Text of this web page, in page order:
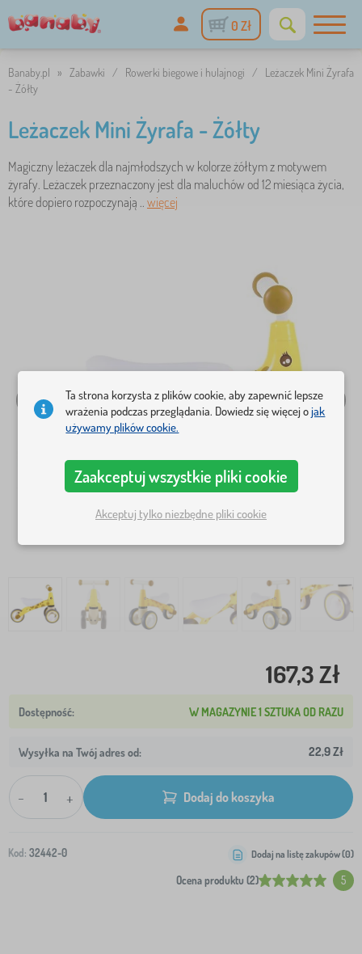
0 Zł
Banaby.pl » Zabawki / Rowerki biegowe i hulajnogi /
Leżaczek Mini Żyrafa
- Żółty
Leżaczek Mini Żyrafa - Żółty
Magiczny leżaczek dla najmłodszych w kolorze żółtym z motywem
żyrafy. Leżaczek przeznaczony jest dla maluchów od 12 miesiąca życia,
które dopiero rozpoczynają .. więcej
167,3 Zł
W MAGAZYNIE 1 SZTUKA OD RAZU
Wysyłka na Twój adres od: 22,9 Zł
- + Dodaj do koszyka
Kod: 32442-0
Ocena produktu (2) 5
Dodaj na listę zakupów (0)
Ta strona korzysta z plików cookie, aby zapewnić lepsze
wrażenia podczas przeglądania. Dowiedz się więcej ojak
używamy plików cookie.
Zaakceptuj wszystkie pliki cookie
Akceptuj tylko niezbędne pliki cookie